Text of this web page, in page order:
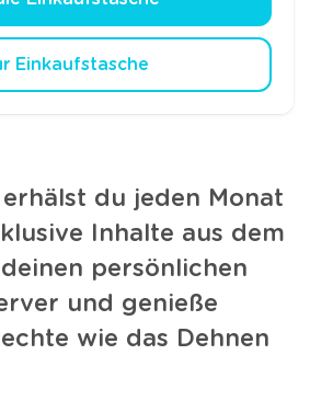
Einkaufstasche
du jeden Monat
Inhalte aus dem
persönlichen
und genieße
wie das Dehnen